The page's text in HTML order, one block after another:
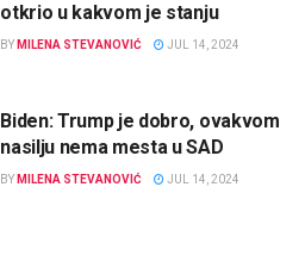
otkrio u kakvom je stanju
BY MILENA STEVANOVIĆ JUL 14, 2024
Biden: Trump je dobro, ovakvom
nasilju nema mesta u SAD
BY MILENA STEVANOVIĆ JUL 14, 2024